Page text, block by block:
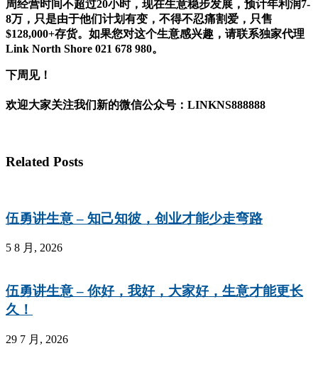
周经营时间不超过20小时，现在生意稳步发展，预计年利润7-
8万，只是由于他们计划有变，不得不忍痛割爱，只售
$128,000+存货。如果您对这个生意感兴趣，请联系独家代理
Link North Shore 021 678 980。
下周见！
欢迎大家关注我们新的微信公众号： LINKNS888888
Related Posts
伍勇讲生意 – 知己知彼，创业才能少走弯路
5 8 月, 2026
伍勇讲生意 – 你好，我好，大家好，生意才能更长
久！
29 7 月, 2026